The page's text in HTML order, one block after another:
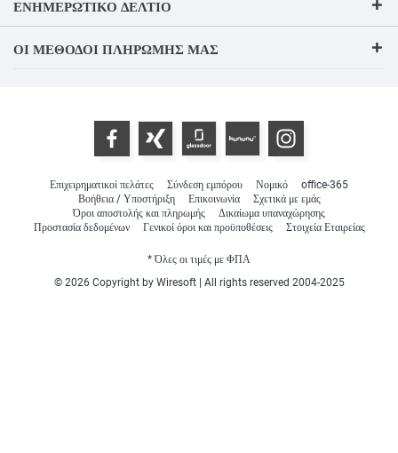
ΕΝΗΜΕΡΩΤΙΚΌ ΔΕΛΤΊΟ
ΟΙ ΜΈΘΟΔΟΙ ΠΛΗΡΩΜΉΣ ΜΑΣ
Επιχειρηματικοί πελάτες Σύνδεση εμπόρου Νομικό
office-365
Βοήθεια / Υποστήριξη
Επικοινωνία
Σχετικά με εμάς
Όροι αποστολής και πληρωμής
Δικαίωμα υπαναχώρησης
Προστασία δεδομένων
Γενικοί όροι και προϋποθέσεις Στοιχεία Εταιρείας
* Όλες οι τιμές με ΦΠΑ
© 2026 Copyright by Wiresoft | All rights reserved 2004-2025